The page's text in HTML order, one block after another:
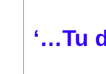
‘…Tu